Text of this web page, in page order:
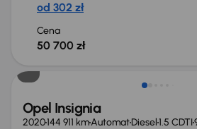
od 302 zł
Cena
50 700 zł
Możliwość odliczenia VAT
Opel Insignia
2020144 911 kmAutomatDiesel1.5 CDTI